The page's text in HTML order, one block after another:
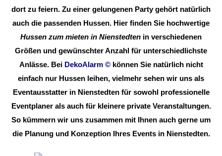
dort zu feiern. Zu einer gelungenen Party gehört natürlich
auch die passenden Hussen. Hier finden Sie hochwertige
Hussen zum mieten in Nienstedten in verschiedenen
Größen und gewünschter Anzahl für unterschiedlichste
Anlässe. Bei DekoAlarm © können Sie natürlich nicht
einfach nur Hussen leihen, vielmehr sehen wir uns als
Eventausstatter in Nienstedten für sowohl professionelle
Eventplaner als auch für kleinere private Veranstaltungen.
So kümmern wir uns zusammen mit Ihnen auch gerne um
die Planung und Konzeption Ihres Events in Nienstedten.